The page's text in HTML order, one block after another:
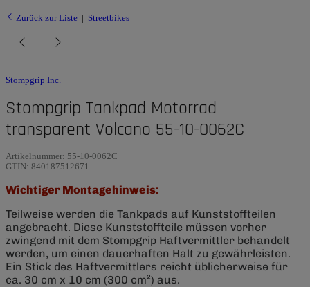
Zurück zur Liste Streetbikes
Stompgrip Inc.
Stompgrip Tankpad Motorrad
transparent Volcano 55-10-0062C
Artikelnummer: 55-10-0062C
GTIN: 840187512671
Wichtiger Montagehinweis:
Teilweise werden die Tankpads auf Kunststoffteilen
angebracht. Diese Kunststoffteile müssen vorher
zwingend mit dem Stompgrip Haftvermittler behandelt
werden, um einen dauerhaften Halt zu gewährleisten.
Ein Stick des Haftvermittlers reicht üblicherweise für
ca. 30 cm x 10 cm (300 cm²) aus.